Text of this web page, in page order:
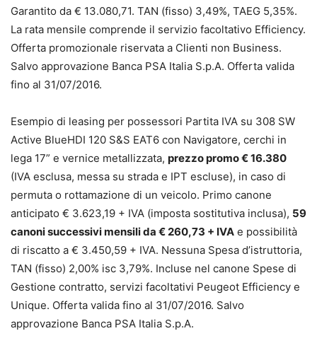
Garantito da € 13.080,71. TAN (fisso) 3,49%, TAEG 5,35%.
La rata mensile comprende il servizio facoltativo Efficiency.
Offerta promozionale riservata a Clienti non Business.
Salvo approvazione Banca PSA Italia S.p.A. Offerta valida
fino al 31/07/2016.
Esempio di leasing per possessori Partita IVA su 308 SW
Active BlueHDI 120 S&S EAT6 con Navigatore, cerchi in
lega 17” e vernice metallizzata, prezzo promo € 16.380
(IVA esclusa, messa su strada e IPT escluse), in caso di
permuta o rottamazione di un veicolo. Primo canone
anticipato € 3.623,19 + IVA (imposta sostitutiva inclusa), 59
canoni successivi mensili da € 260,73 + IVA e possibilità
di riscatto a € 3.450,59 + IVA. Nessuna Spesa d’istruttoria,
TAN (fisso) 2,00% isc 3,79%. Incluse nel canone Spese di
Gestione contratto, servizi facoltativi Peugeot Efficiency e
Unique. Offerta valida fino al 31/07/2016. Salvo
approvazione Banca PSA Italia S.p.A.